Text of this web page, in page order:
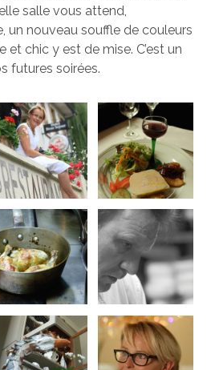
salle vous attend,
un nouveau souffle de couleurs
et chic y est de mise. C’est un
futures soirées.